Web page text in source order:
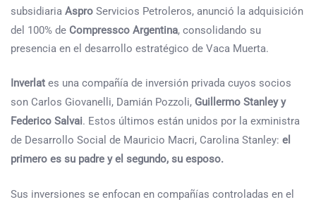
subsidiaria Aspro Servicios Petroleros, anunció la adquisición
del 100% de Compressco Argentina, consolidando su
presencia en el desarrollo estratégico de Vaca Muerta.
Inverlat es una compañía de inversión privada cuyos socios
son Carlos Giovanelli, Damián Pozzoli, Guillermo Stanley y
Federico Salvai. Estos últimos están unidos por la exministra
de Desarrollo Social de Mauricio Macri, Carolina Stanley: el
primero es su padre y el segundo, su esposo.
Sus inversiones se enfocan en compañías controladas en el